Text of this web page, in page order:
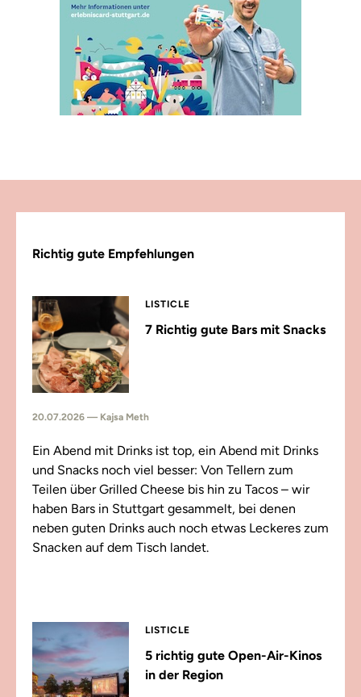
Richtig gute Empfehlungen
LISTICLE
7 Richtig gute Bars mit Snacks
20.07.2026 — Kajsa Meth
Ein Abend mit Drinks ist top, ein Abend mit Drinks
und Snacks noch viel besser: Von Tellern zum
Teilen über Grilled Cheese bis hin zu Tacos – wir
haben Bars in Stuttgart gesammelt, bei denen
neben guten Drinks auch noch etwas Leckeres zum
Snacken auf dem Tisch landet.
LISTICLE
5 richtig gute Open-Air-Kinos
in der Region